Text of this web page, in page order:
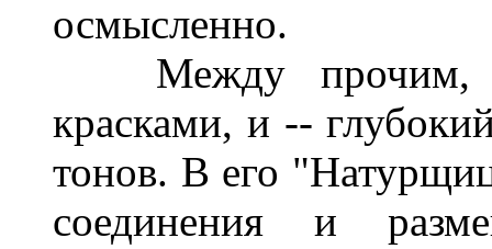
осмысленно.
Между прочим, г.
красками, и --
тонов. В его
соединения и